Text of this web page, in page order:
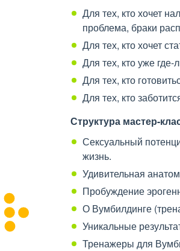
Для тех, кто хочет
проблема, браки
Для тех, кто хочет
Для тех, кто уже где-
Для тех, кто
Для тех, кто
Структура мастер-
Сексуальный
жизнь.
Удивительная
Пробуждение
О Вумбилдинге
Уникальные
Тренажеры для